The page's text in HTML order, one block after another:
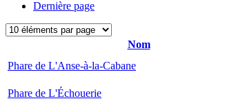
Dernière page
Nom
Phare de L'Anse-à-la-Cabane
Phare de L'Échouerie